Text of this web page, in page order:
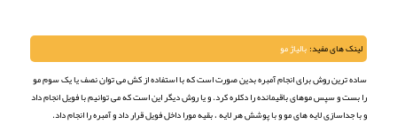
لینک های مفید: بالیاژ مو
ساده ترین روش برای انجام آمبره بدین صورت است که با استفاده از کش می توان نصف یا یک سوم مو
را بست و سپس موهای باقیمانده را دکلره کرد. و یا روش دیگر این است که می توانیم با فویل انجام داد
و با جداسازی لایه های مو و با پوشش هر لایه ، بقیه مورا داخل فویل قرار داد و آمبره را انجام داد.